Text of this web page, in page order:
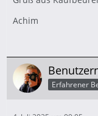
Achim
Erfahrener